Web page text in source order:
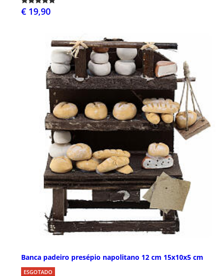
€ 19,90
Banca padeiro presépio napolitano 12 cm 15x10x5 cm
ESGOTADO